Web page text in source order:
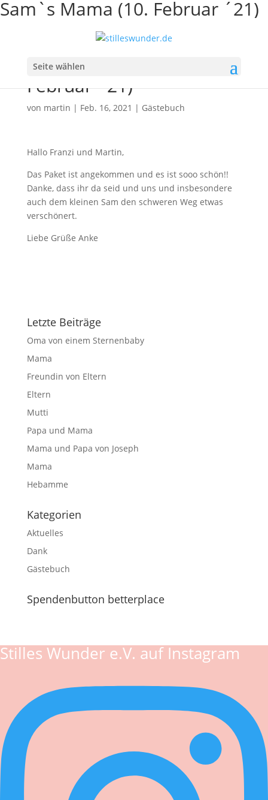
Seite wählen
Sam`s Mama (10. Februar ´21)
Sam`s Mama (10.
Februar ´21)
von martin | Feb. 16, 2021 | Gästebuch
Hallo Franzi und Martin,
Das Paket ist angekommen und es ist sooo schön!!
Danke, dass ihr da seid und uns und insbesondere
auch dem kleinen Sam den schweren Weg etwas
verschönert.
Liebe Grüße Anke
Letzte Beiträge
Oma von einem Sternenbaby
Mama
Freundin von Eltern
Eltern
Mutti
Papa und Mama
Mama und Papa von Joseph
Mama
Hebamme
Kategorien
Aktuelles
Dank
Gästebuch
Spendenbutton betterplace
Stilles Wunder e.V. auf Instagram